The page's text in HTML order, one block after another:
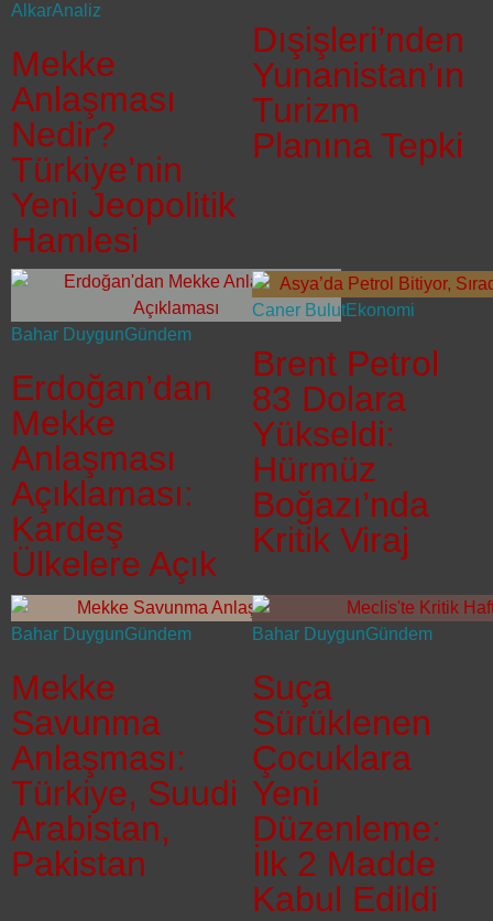
AlkarAnaliz
Mekke
Anlaşması
Nedir?
Türkiye’nin
Yeni Jeopolitik
Hamlesi
Dışişleri’nden
Yunanistan’ın
Turizm
Planına Tepki
Bahar DuygunGündem
Erdoğan’dan
Mekke
Anlaşması
Açıklaması:
Kardeş
Ülkelere Açık
Caner BulutEkonomi
Brent Petrol
83 Dolara
Yükseldi:
Hürmüz
Boğazı’nda
Kritik Viraj
Bahar DuygunGündem
Mekke
Savunma
Anlaşması:
Türkiye, Suudi
Arabistan,
Pakistan
Bahar DuygunGündem
Suça
Sürüklenen
Çocuklara
Yeni
Düzenleme:
İlk 2 Madde
Kabul Edildi